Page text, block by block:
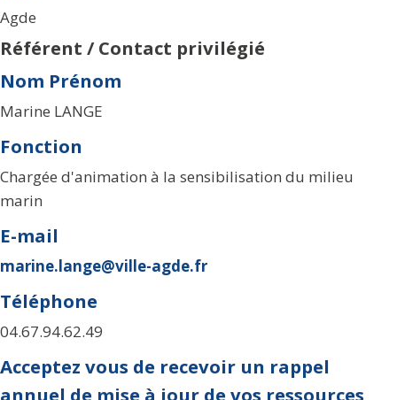
Agde
Référent / Contact privilégié
Nom Prénom
Marine LANGE
Fonction
Chargée d'animation à la sensibilisation du milieu
marin
E-mail
marine.lange@ville-agde.fr
Téléphone
04.67.94.62.49
Acceptez vous de recevoir un rappel
annuel de mise à jour de vos ressources